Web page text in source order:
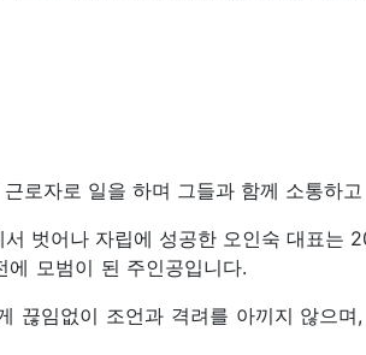
로자로 일을 하며 그들과 함께 소통하
벗어나 자립에 성공한 오인숙 대표는
에 모범이 된 주인공입니다.
끊임없이 조언과 격려를 아끼지 않으